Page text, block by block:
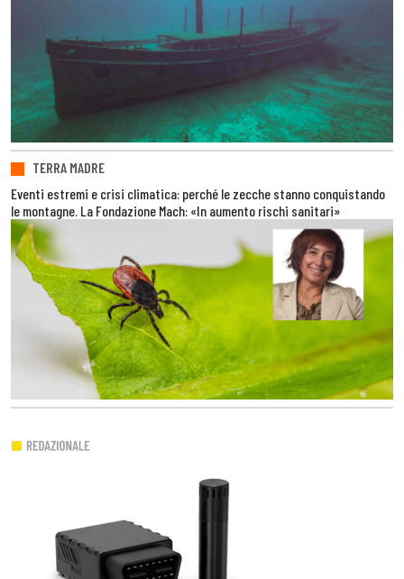
TERRA MADRE
Eventi estremi e crisi climatica: perché le zecche stanno conquistando
le montagne. La Fondazione Mach: «In aumento rischi sanitari»